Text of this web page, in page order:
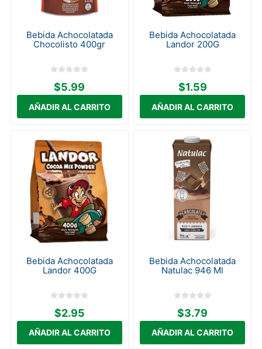
Bebida Achocolatada
Chocolisto 400gr
$5.99
Bebida Achocolatada
Landor 200G
$1.59
Bebida Achocolatada
Landor 400G
$2.95
Bebida Achocolatada
Natulac 946 Ml
$3.79